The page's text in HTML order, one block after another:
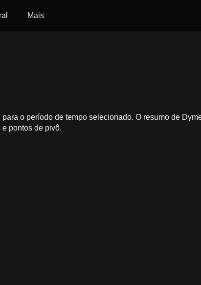
Mais
o período de tempo selecionado. O resumo de
pontos de pivô.